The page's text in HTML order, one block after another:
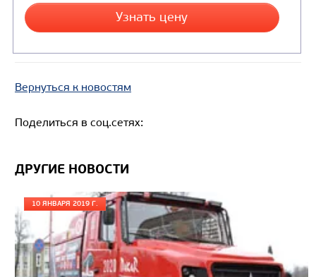
Вернуться к новостям
Поделиться в соц.сетях:
ДРУГИЕ НОВОСТИ
10 ЯНВАРЯ 2019 Г.